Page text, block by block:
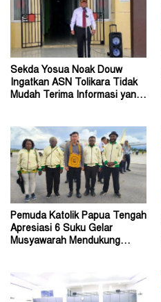
Sekda Yosua Noak Douw
Ingatkan ASN Tolikara Tidak
Mudah Terima Informasi yang
Pemuda Katolik Papua Tengah
Apresiasi 6 Suku Gelar
Musyawarah Mendukung